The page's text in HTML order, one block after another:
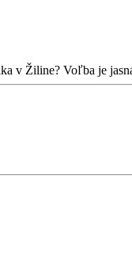
v Žiline? Voľba je